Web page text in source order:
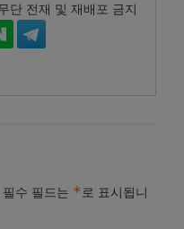
단 전재 및 재배포 금지
필수 필드는 *로 표시됩니